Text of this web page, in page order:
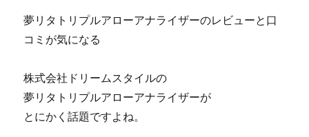
夢リタトリプルアローアナライザーのレビューと口
コミが気になる
株式会社ドリームスタイルの
夢リタトリプルアローアナライザーが
とにかく話題ですよね。